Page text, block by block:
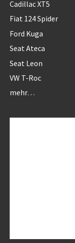
Cadillac XT5
Fiat 124 Spider
Ford Kuga
Seat Ateca
Seat Leon
VW T-Roc
mehr…